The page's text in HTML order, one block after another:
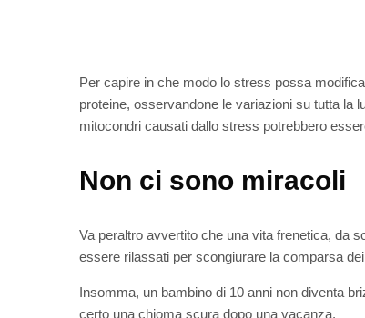
Per capire in che modo lo stress possa
proteine, osservandone le variazioni su tutta la
mitocondri causati dallo stress potrebbero
Non ci sono miracoli
Va peraltro avvertito che una vita frenetica, da
essere rilassati per scongiurare la comparsa
Insomma, un bambino di 10 anni non diventa
certo una chioma scura dopo una vacanza.